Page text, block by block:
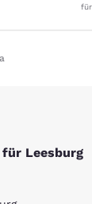
für Leesburg